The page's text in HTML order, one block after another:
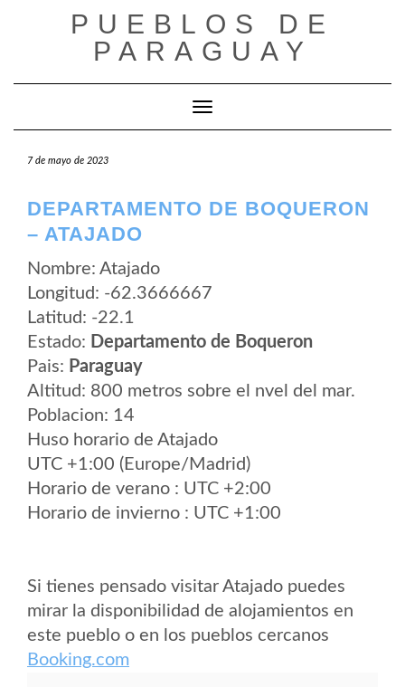
PUEBLOS DE
PARAGUAY
Cambiar modo de navegación
7 de mayo de 2023
DEPARTAMENTO DE BOQUERON
– ATAJADO
Nombre: Atajado
Longitud: -62.3666667
Latitud: -22.1
Estado: Departamento de Boqueron
Pais: Paraguay
Altitud: 800 metros sobre el nvel del mar.
Poblacion: 14
Huso horario de Atajado
UTC +1:00 (Europe/Madrid)
Horario de verano : UTC +2:00
Horario de invierno : UTC +1:00
Si tienes pensado visitar Atajado puedes
mirar la disponibilidad de alojamientos en
este pueblo o en los pueblos cercanos
Booking.com